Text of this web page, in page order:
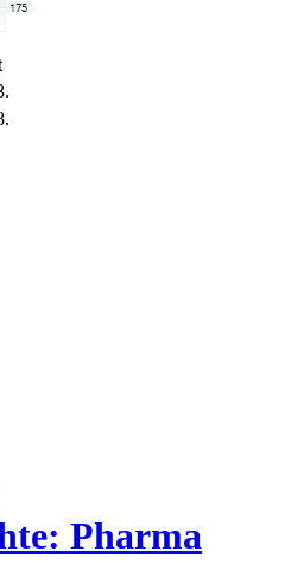
Pharma